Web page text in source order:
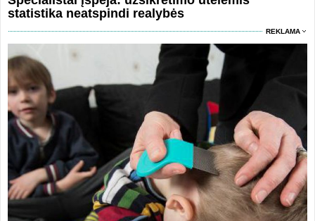
statistika neatspindi realybės
REKLAMA